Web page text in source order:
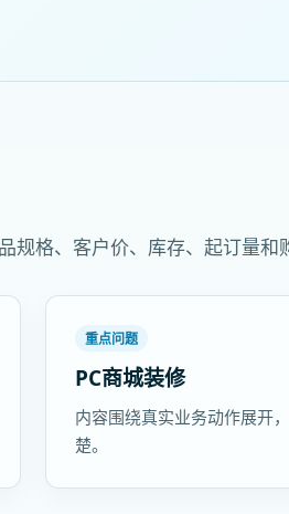
格、客户价、库存、起订量和
重点问题
PC商城装修
内容围绕真实业务动作展开
楚。